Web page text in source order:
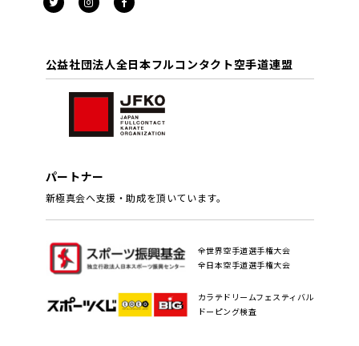
公益社団法人全日本フルコンタクト空手道連盟
パートナー
新極真会へ支援・助成を頂いています。
全世界空手道選手権大会
全日本空手道選手権大会
カラテドリームフェスティバル
ドーピング検査